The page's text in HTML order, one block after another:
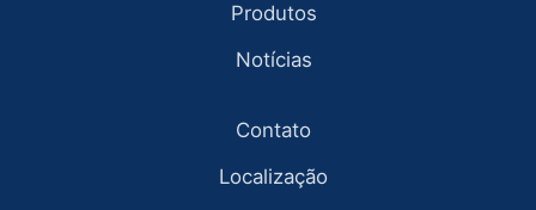
Produtos
Notícias
Contato
Localização